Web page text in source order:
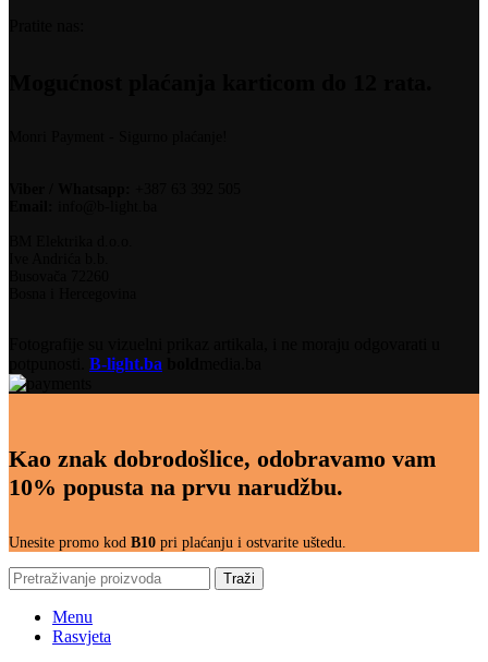
B-light.ba
Kao znak dobrodošlice, odobravamo vam
10% popusta na prvu narudžbu.
Unesite promo kod B10 pri plaćanju i ostvarite uštedu.
Traži
Menu
Rasvjeta